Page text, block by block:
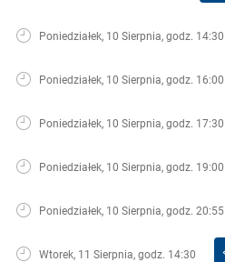
Poniedziałek, 10 Sierpnia, godz. 14:30
Poniedziałek, 10 Sierpnia, godz. 16:00
Poniedziałek, 10 Sierpnia, godz. 17:30
Poniedziałek, 10 Sierpnia, godz. 19:00
Poniedziałek, 10 Sierpnia, godz. 20:55
Wtorek, 11 Sierpnia, godz. 14:30